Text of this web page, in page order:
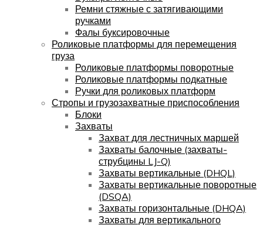
Ремни стяжные с затягивающими
ручками
Фалы буксировочные
Роликовые платформы для перемещения
груза
Роликовые платформы поворотные
Роликовые платформы подкатные
Ручки для роликовых платформ
Стропы и грузозахватные приспособления
Блоки
Захваты
Захват для лестничных маршей
Захваты балочные (захваты-
струбцины LJ-Q)
Захваты вертикальные (DHQL)
Захваты вертикальные поворотные
(DSQA)
Захваты горизонтальные (DHQA)
Захваты для вертикального